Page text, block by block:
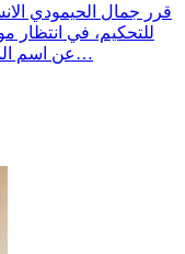
قرر جمال الحيمودي
للتحكيم، في انتظار
عن اسم المسؤول الجديد الذي سيتولى الإشراف على…